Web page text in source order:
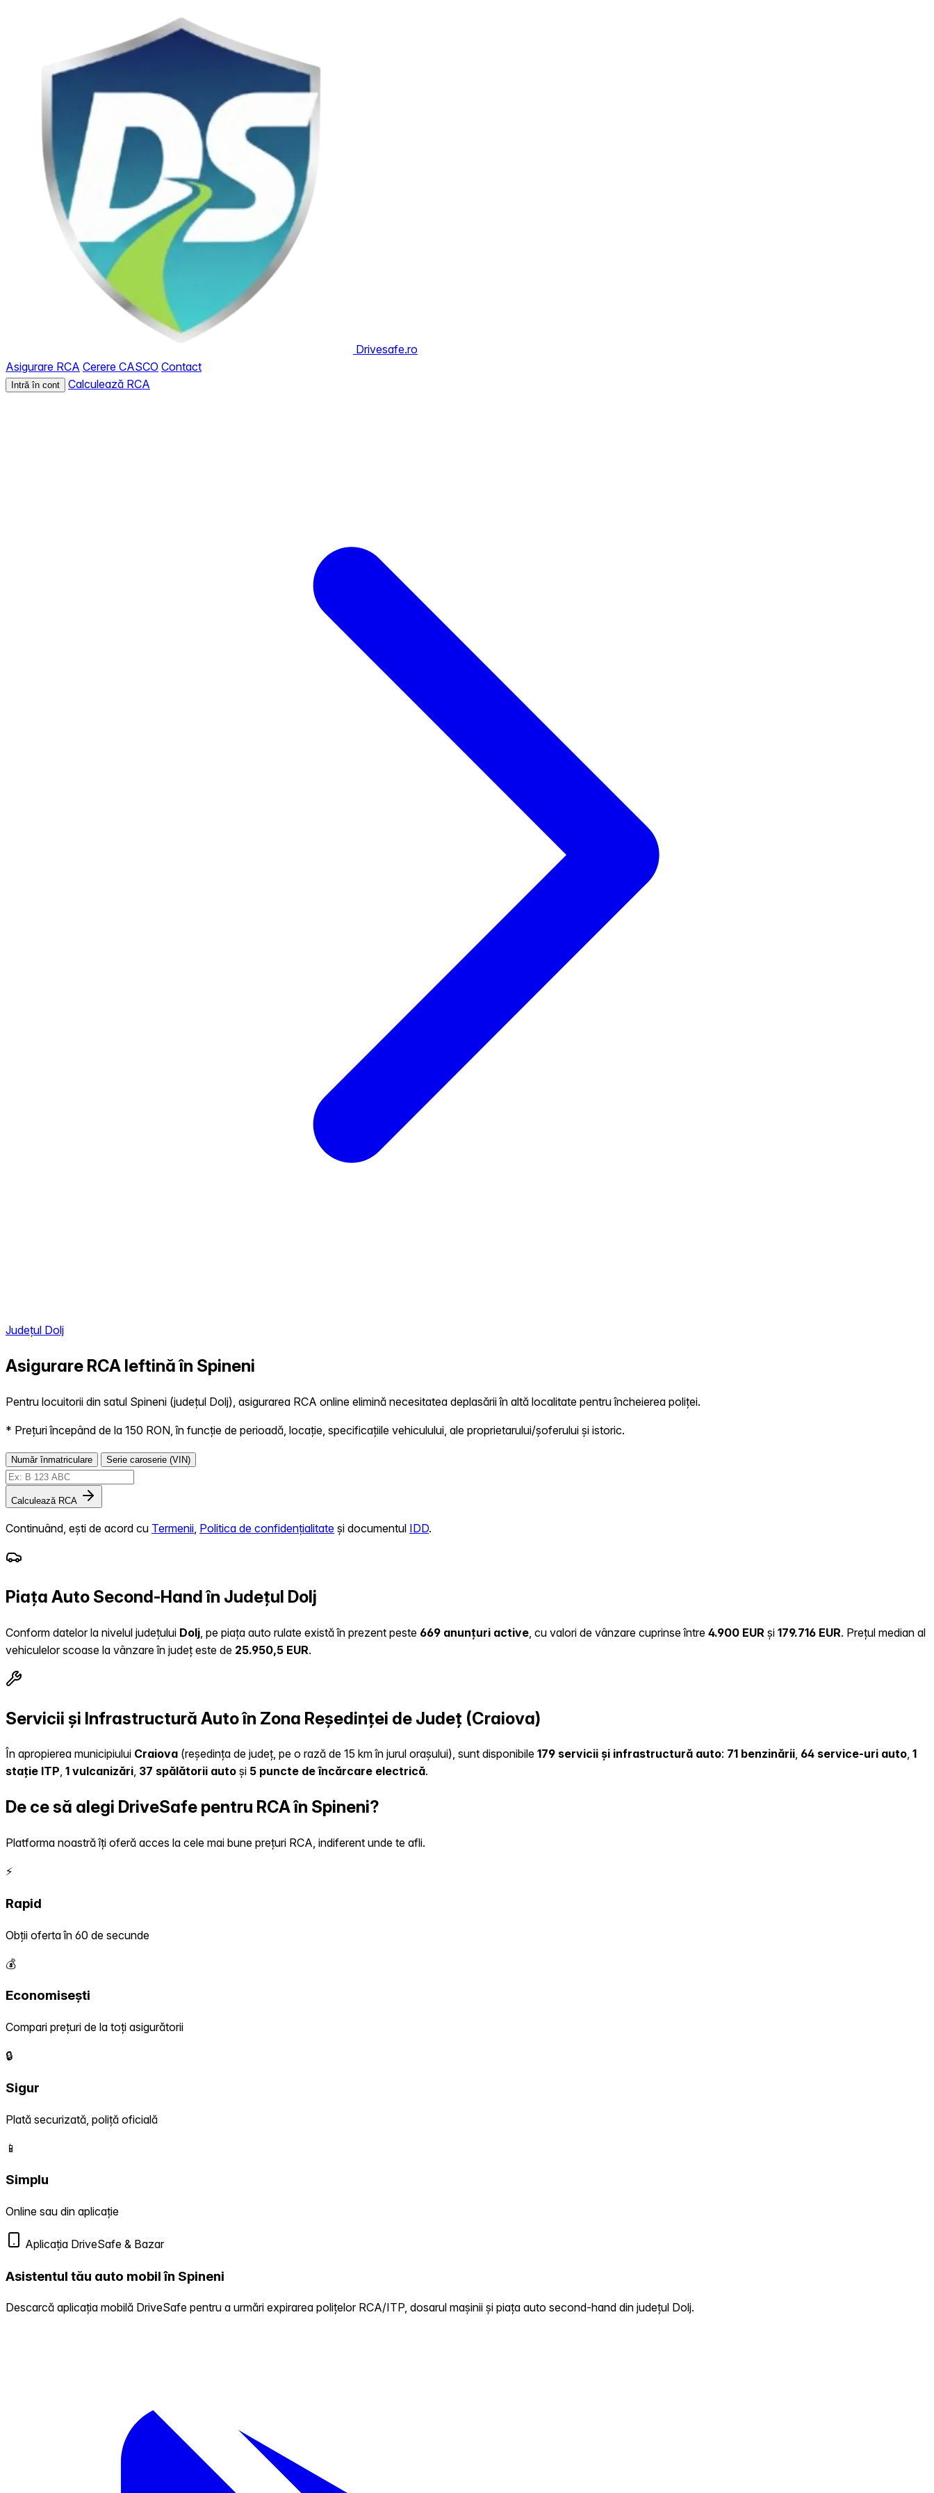
Drivesafe.ro
Asigurare RCA Cerere CASCO Contact
Intră în cont Calculează RCA
Județul Dolj
Asigurare RCA Ieftină în Spineni
Pentru locuitorii din satul Spineni (județul Dolj), asigurarea RCA online elimină necesitatea deplasării în altă localitate pentru încheierea poliței.
* Prețuri începând de la 150 RON, în funcție de perioadă, locație, specificațiile vehiculului, ale proprietarului/șoferului și istoric.
Număr înmatriculare Serie caroserie (VIN)
Calculează RCA
Continuând, ești de acord cu Termenii Politica de confidențialitate și documentul IDD.
Piața Auto Second-Hand în Județul Dolj
Conform datelor la nivelul județului Dolj , pe piața auto rulate există în prezent peste 669 anunțuri active , cu valori de vânzare cuprinse între 4.900 EUR și 179.716 EUR. Prețul median al
vehiculelor scoase la vânzare în județ este de 25.950,5 EUR.
Servicii și Infrastructură Auto în Zona Reședinței de Județ (Craiova)
În apropierea municipiului Craiova (reședința de județ, pe o rază de 15 km în jurul orașului), sunt disponibile 179 servicii și infrastructură auto: 71 benzinării, 64 service-uri auto, 1
stație ITP, 1 vulcanizări, 37 spălătorii auto și 5 puncte de încărcare electrică.
De ce să alegi DriveSafe pentru RCA în Spineni?
Platforma noastră îți oferă acces la cele mai bune prețuri RCA, indiferent unde te afli.
⚡
Rapid
Obții oferta în 60 de secunde
💰
Economisești
Compari prețuri de la toți asigurătorii
🔒
Sigur
Plată securizată, poliță oficială
📱
Simplu
Online sau din aplicație
Aplicația DriveSafe & Bazar
Asistentul tău auto mobil în Spineni
Descarcă aplicația mobilă DriveSafe pentru a urmări expirarea polițelor RCA/ITP, dosarul mașinii și piața auto second-hand din județul Dolj.